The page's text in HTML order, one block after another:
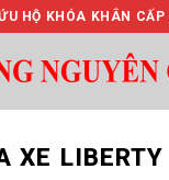
HỘ KHÓA KHÂN
XE LIBERTY